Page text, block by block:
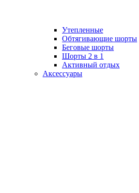
Утепленные
Обтягивающие шорты
Беговые шорты
Шорты 2 в 1
Активный отдых
Аксессуары